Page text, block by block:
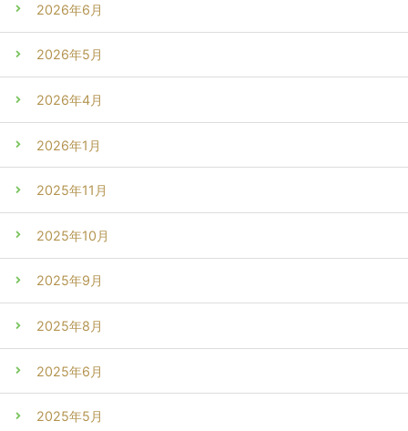
2026年6月
2026年5月
2026年4月
2026年1月
2025年11月
2025年10月
2025年9月
2025年8月
2025年6月
2025年5月